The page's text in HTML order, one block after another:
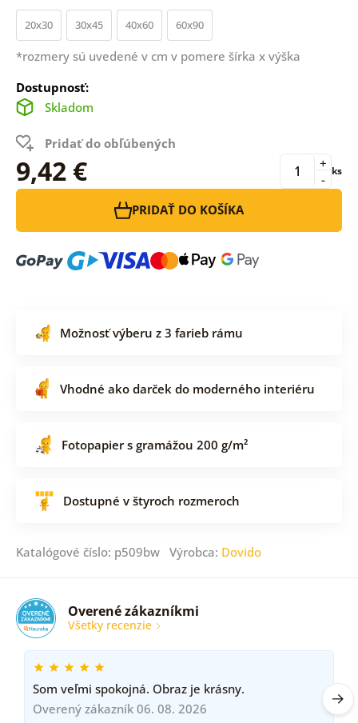
20x30 30x45 40x60 60x90
*rozmery sú uvedené v cm v pomere šírka x výška
Dostupnosť:
Skladom
Pridať do obľúbených
9,42 € -
+ ks
PRIDAŤ DO KOŠÍKA
Možnosť výberu z 3 farieb rámu
Vhodné ako darček do moderného interiéru
Fotopapier s gramážou 200 g/m²
Dostupné v štyroch rozmeroch
Katalógové číslo: p509bw Výrobca: Dovido
Overené zákazníkmi
Všetky recenzie
Som veľmi spokojná. Obraz je krásny.
Overený zákazník 06. 08. 2026